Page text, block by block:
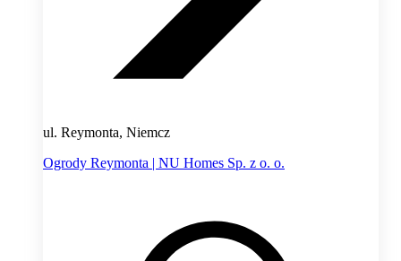
ul. Reymonta, Niemcz
Ogrody Reymonta | NU Homes Sp. z o. o.